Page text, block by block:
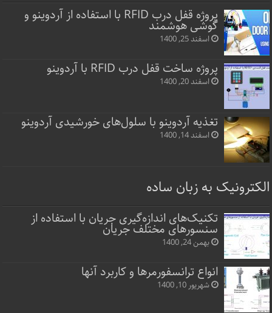
پروژه قفل‌ درب RFID با استفاده از آردوینو و
گوشی هوشمند
اسفند 25, 1400
پروژه ساخت قفل‌ درب RFID با آردوینو
اسفند 20, 1400
تغذیه آردوینو با سلول‌های خورشیدی آردوینو
اسفند 14, 1400
الکترونیک به زبان ساده
تکنیک‌های اندازه‌گیری جریان با استفاده از
سنسورهای مختلف جریان
بهمن 24, 1400
انواع ترانسفورمرها و کاربرد آنها
شهریور 10, 1400